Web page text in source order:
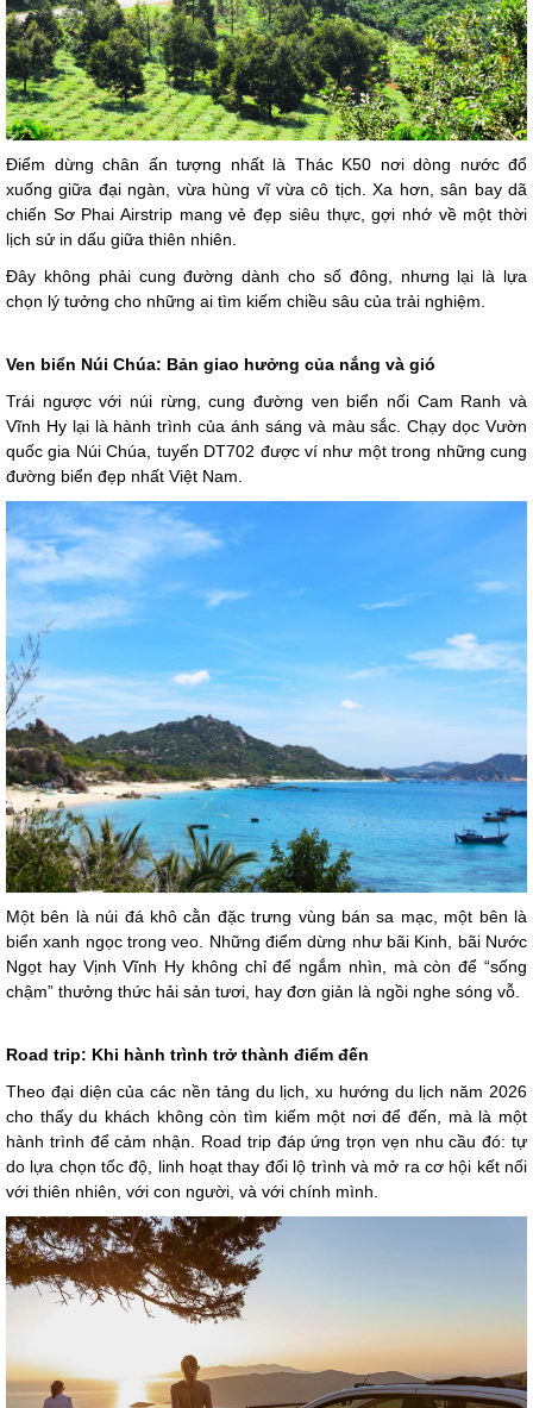
Điểm dừng chân ấn tượng nhất là Thác K50 nơi dòng nước đổ
xuống giữa đại ngàn, vừa hùng vĩ vừa cô tịch. Xa hơn, sân bay dã
chiến Sơ Phai Airstrip mang vẻ đẹp siêu thực, gợi nhớ về một thời
lịch sử in dấu giữa thiên nhiên.
Đây không phải cung đường dành cho số đông, nhưng lại là lựa
chọn lý tưởng cho những ai tìm kiếm chiều sâu của trải nghiệm.
Ven biển Núi Chúa: Bản giao hưởng của nắng và gió
Trái ngược với núi rừng, cung đường ven biển nối Cam Ranh và
Vĩnh Hy lại là hành trình của ánh sáng và màu sắc. Chạy dọc Vườn
quốc gia Núi Chúa, tuyến DT702 được ví như một trong những cung
đường biển đẹp nhất Việt Nam.
Một bên là núi đá khô cằn đặc trưng vùng bán sa mạc, một bên là
biển xanh ngọc trong veo. Những điểm dừng như bãi Kinh, bãi Nước
Ngọt hay Vịnh Vĩnh Hy không chỉ để ngắm nhìn, mà còn để “sống
chậm” thưởng thức hải sản tươi, hay đơn giản là ngồi nghe sóng vỗ.
Road trip: Khi hành trình trở thành điểm đến
Theo đại diện của các nền tảng du lịch, xu hướng du lịch năm 2026
cho thấy du khách không còn tìm kiếm một nơi để đến, mà là một
hành trình để cảm nhận. Road trip đáp ứng trọn vẹn nhu cầu đó: tự
do lựa chọn tốc độ, linh hoạt thay đổi lộ trình và mở ra cơ hội kết nối
với thiên nhiên, với con người, và với chính mình.